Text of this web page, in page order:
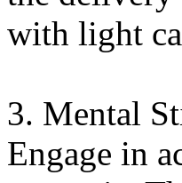
with light
3. Mental
Engage in